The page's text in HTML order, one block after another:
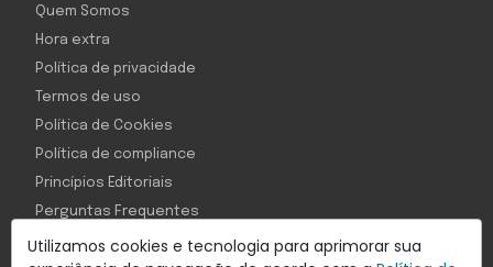
Utilizamos cookies e tecnologia para aprimorar sua
Quem Somos
Hora extra
Política de privacidade
Termos de uso
Política de Cookies
Política de compliance
Princípios Editoriais
Perguntas Frequentes